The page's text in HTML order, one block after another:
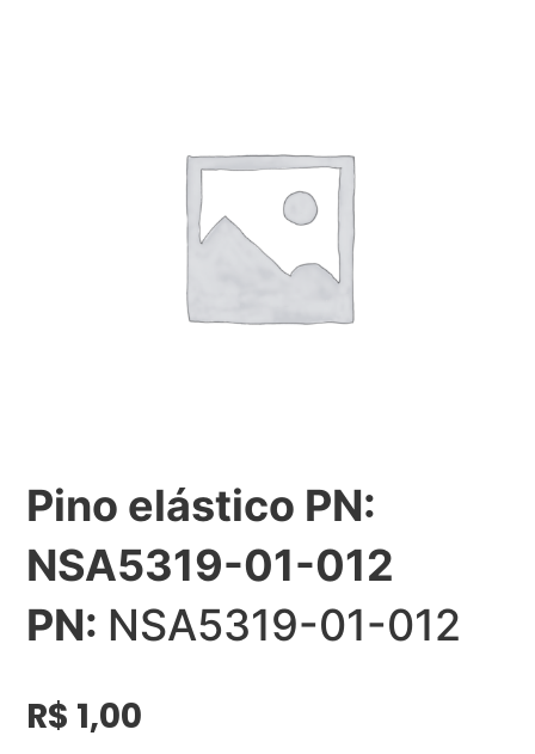
Pino elástico PN:
NSA5319-01-012
PN: NSA5319-01-012
R$ 1,00